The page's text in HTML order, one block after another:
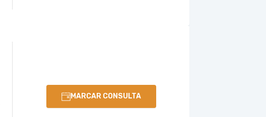
MARCAR CONSULTA